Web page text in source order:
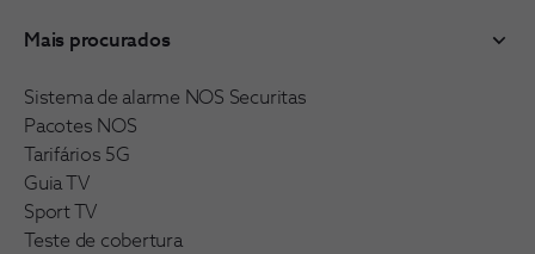
Mais procurados
Sistema de alarme NOS Securitas
Pacotes NOS
Tarifários 5G
Guia TV
Sport TV
Teste de cobertura